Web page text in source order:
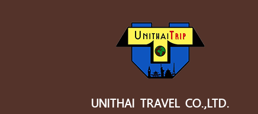
UNITHAI TRAVEL CO.,LTD.